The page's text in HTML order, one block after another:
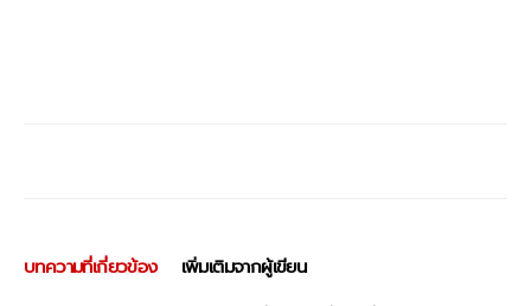
บทความที่เกี่ยวข้อง เพิ่มเติมจากผู้เขียน